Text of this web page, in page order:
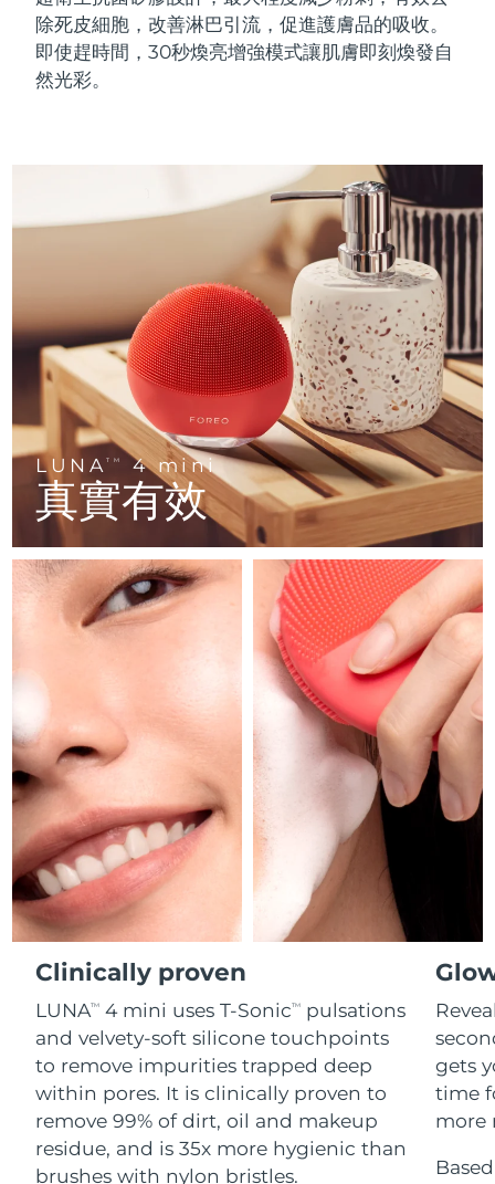
除死皮細胞，改善淋巴引流，促進護膚品的吸收。
即使趕時間，30秒煥亮增強模式讓肌膚即刻煥發自
然光彩。
LUNATM 4 mini
真實有效
Clinically proven
LUNATM 4 mini uses T-SonicTM
pulsations
and velvety-soft silicone touchpoints
to remove impurities trapped deep
within pores. It is clinically proven to
remove 99% of dirt, oil and makeup
residue, and is 35x more hygienic than
brushes with nylon bristles.
gets
time
more
Massage, LED heating
LUNA™ 4 mini
For young skin, T-zone
LUNA™ 4 go
For travel or gym bag
LUNA™護膚
Premium cleansers & balm
LUNA™ 設備
All facial cleansing devices
Microcurrent toning on-the-go
面部提拉護理
Premium anti-aging skincare
BEAR™ 設備
All premium facelift devices
Deep facial hydration
UFO™ 3 mini
Red light therapy device for young skin
UFO™ 3 go
Portable red light therapy
面膜
Rejuvenation & hydration
UFO™ 設備
All deep facial hydration devices
Hybrid silicone sonic toothbrush
issa™ 4 smile
Hybrid silicone sonic toothbrush
issa™ 4 baby
For ages 0-3
issa™ Teeth Whitening Set
Dual LED + sonic device & 18% PAP gel
ISSA™ 設備
All silicone sonic toothbrushes
FAQ™ 抗老護理
FAQ™ 101
Clinical anti-aging
FAQ™ 102
Advanced clinical anti-aging
FAQ™ 103
Luxurious clinical anti-aging set
FAQ™ P1 Primer
Manuka honey primer
FAQ™護膚品
All FAQ™ skincare
FAQ™產品
All anti-aging treatments
FAQ™ 201
FAQ™ 202
LED mask
FAQ™ 211
Anti-aging neck & décolleté LED mask
FAQ™ 221
Anti-aging LED hand mask
FAQ™護膚品
All FAQ™ skincare
FAQ™產品
All LED treatments
FAQ™ 301
LED hair strengthening scalp massager
FAQ™ Scalp Serum
Scalp recovery probiotic serum
FAQ™護膚品
All FAQ™ skincare
FAQ™產品
All hair treatments
肌膚年輕化
NEW
FAQ™ 501
Full-Spectrum Red Light Therapy
FAQ™ 502
Full-Spectrum Red Light Therapy
FAQ™ Red Light Serum
FAQ™ skincare
All FAQ™ skincare
FAQ™ products
All toning treatments
保健品
NEW
專業治療
脫毛
PEACH™ 2 Pro Max
Professional IPL hair removal device
PEACH™ 2
IPL hair removal
PEACH™ 2 go
Travel-friendly IPL hair removal
PEACH™ Cooling Prep Gel
Cooling IPL hair removal gel
身體護理
BEAR™ 2 body
Microcurrent body toning
LUNA™ 4 body
Massaging body brush
SUPERCHARGED™ serum
Firming body serum
痘肌護理
ESPADA™ 2 plus
Recurring acne LED therapy
ESPADA™ 2
Acne treatment device
ESPADA™ Blemish Solution
Concentrated acne gel
ESPADA™ 設備
All acne treatment devices
眼部護理
BEAR™ 2 eyes & lips
Microcurrent line smoothing device
IRIS™ 2
Rejuvenating eye massager
眼部護膚
Advanced eye care treatment
眼部護理設備
All revitalizing eye massagers
毛孔護理
KIWI™ derma
Diamond microdermabrasion .
KIWI™
Blackhead remover
KIWI™ 皮肤护理
LUNA™ 4 hair
2-in-1 LED scalp massager
FLIP™ play advanced
LED light hairbrush
LUNA™ Dual-Peptide Scalp
Serum
牙齒美白
NEW
issa™ Teeth Whitening Set
Dual LED + sonic device & 18% PAP gel
issa™ Teeth Whitening Gel
更多的
保加利亞 預計送達日期8/8/26
加拿大
預計送達日期8/8/26
預計送達日期8/12/26
克羅埃西亞 預計送達日期 8/8/26
賽普勒斯 預計送達日期8/9/26
捷克 預計送達日期8/8/26
丹麥 預計送達日期8/8/26
愛沙尼亞 預計送達日期
芬蘭 預計送達日期8/8/26
法國 預計送達日期 8/8/26
預計送達日期8/12/26
德國 預計送達日期 8/8/26
直布羅陀 預計送達日期 8/12/26
希臘 預計送達日期 8/8/26
中國香港特別行政區 預計送達日期
匈牙利 預計送達日期
冰島 8/9/26
印尼 預計送達日期 8/6/26
愛爾蘭 8/8/26
曼島 預計送達日期